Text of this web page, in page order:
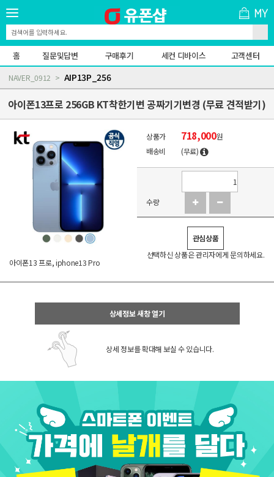
홈 질문및답변 구매후기 세컨 디바이스 고객센터
NAVER_0912 AIP13P_256
아이폰13프로 256GB KT착한기변 공짜기기변경 (무료 견적받기)
아이폰13 프로, iphone13 Pro
상품가 718,000원
배송비
(무료)
수량
관심상품
선택하신 상품은 관리자에게 문의하세요.
상세정보 새창 열기
상세 정보를 확대해 보실 수 있습니다.